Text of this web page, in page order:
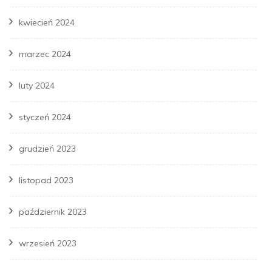
kwiecień 2024
marzec 2024
luty 2024
styczeń 2024
grudzień 2023
listopad 2023
październik 2023
wrzesień 2023